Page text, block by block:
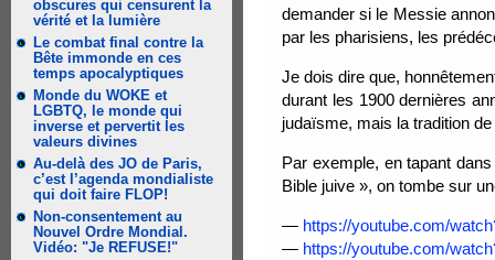
obscures qui censurent la
vérité et la lumière
Le combat final contre la
Bête immonde en ces
temps apocalyptiques
Monde du WOKE et
LGBTQ, le monde qui
inverse et pervertit les
valeurs divines
Au-delà des JO de Paris,
c’est l’agenda mondialiste
qui doit faire FLOP!
Non-consentement au
Nouvel Ordre Mondial.
Vidéo: "Je REFUSE!"
demander si le Messie
par les pharisiens, les
Je dois dire que,
durant les 1900 dernières
judaïsme, mais la tradition
Par exemple, en tapant
Bible juive », on tombe sur
— https://youtube.com/
— https://youtube.com/